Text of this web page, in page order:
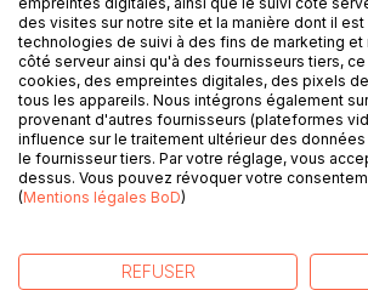
retrouver sa famille et ses
retrouveront tous, enfin,
les lâcheront pas.
D’AUTRES
des visites sur notre site et la manière dont il
technologies de suivi à des fins de marketing
côté serveur ainsi qu'à des fournisseurs tiers,
cookies, des empreintes digitales, des pixels
tous les appareils. Nous intégrons également
provenant d'autres fournisseurs (plateformes
influence sur le traitement ultérieur des
le fournisseur tiers. Par votre réglage, vous
dessus. Vous pouvez révoquer votre
(Mentions légales BoD)
REFUSER